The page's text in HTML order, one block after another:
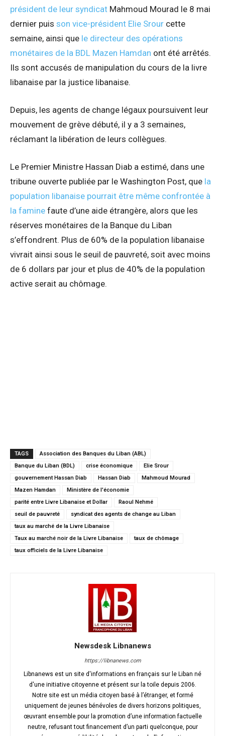
président de leur syndicat Mahmoud Mourad le 8 mai
dernier puis son vice-président Elie Srour cette
semaine, ainsi que le directeur des opérations
monétaires de la BDL Mazen Hamdan ont été arrêtés.
Ils sont accusés de manipulation du cours de la livre
libanaise par la justice libanaise.
Depuis, les agents de change légaux poursuivent leur
mouvement de grève débuté, il y a 3 semaines,
réclamant la libération de leurs collègues.
Le Premier Ministre Hassan Diab a estimé, dans une
tribune ouverte publiée par le Washington Post, que la
population libanaise pourrait être même confrontée à
la famine faute d’une aide étrangère, alors que les
réserves monétaires de la Banque du Liban
s’effondrent. Plus de 60% de la population libanaise
vivrait ainsi sous le seuil de pauvreté, soit avec moins
de 6 dollars par jour et plus de 40% de la population
active serait au chômage.
TAGS
Association des Banques du Liban (ABL)
Banque du Liban (BDL)
crise économique
Elie Srour
gouvernement Hassan Diab
Hassan Diab
Mahmoud Mourad
Mazen Hamdan
Ministère de l'économie
parité entre Livre Libanaise et Dollar
Raoul Nehmé
seuil de pauvreté
syndicat des agents de change au Liban
taux au marché de la Livre Libanaise
Taux au marché noir de la Livre Libanaise
taux de chômage
taux officiels de la Livre Libanaise
Newsdesk Libnanews
https://libnanews.com
Libnanews est un site d'informations en français sur le Liban né
d'une initiative citoyenne et présent sur la toile depuis 2006.
Notre site est un média citoyen basé à l’étranger, et formé
uniquement de jeunes bénévoles de divers horizons politiques,
œuvrant ensemble pour la promotion d’une information factuelle
neutre, refusant tout financement d’un parti quelconque, pour